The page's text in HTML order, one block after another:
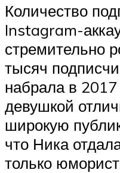
Количество
Instagram-
стремительно
тысяч
набрала в 2017
девушкой
широкую
что Ника
только